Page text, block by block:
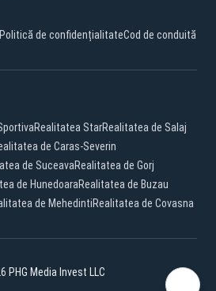
Politică de confidențialitateCod de conduită
Realitatea StarRealitatea de Salaj
de Caras-Severin
de SuceavaRealitatea de Gorj
de HunedoaraRealitatea de Buzau
de MehedintiRealitatea de Covasna
PHG Media Invest LLC